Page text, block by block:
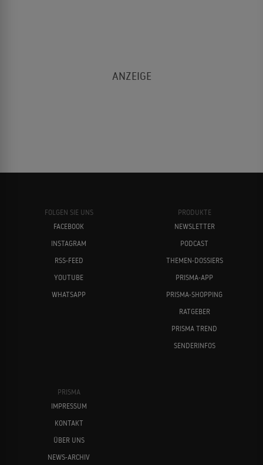
FOLGEN SIE UNS
FACEBOOK
INSTAGRAM
RSS-FEED
YOUTUBE
WHATSAPP
PRODUKTE
NEWSLETTER
PODCAST
THEMEN-DOSSIERS
PRISMA-APP
PRISMA-SHOPPING
RATGEBER
PRISMA TREND
SENDERINFOS
PRISMA
IMPRESSUM
KONTAKT
ÜBER UNS
NEWS-ARCHIV